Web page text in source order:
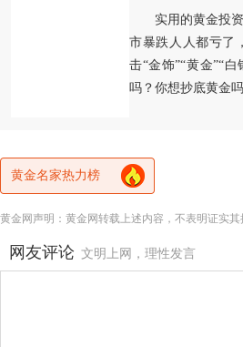
实用的黄金投
市暴跌人人都亏了
击“金饰”“黄金”“
吗？你想抄底黄金
黄金名家热力榜
黄金网声明：黄金网转载上述内容，不表明证实
网友评论 文明上网，理性发言